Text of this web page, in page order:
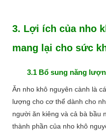
3. Lợi ích của nho
mang lại cho sức
3.1 Bổ sung năng
Ăn nho khô nguyên cành là
lượng cho cơ thể dành cho
người ăn kiêng và cả bà bầu
thành phần của nho khô